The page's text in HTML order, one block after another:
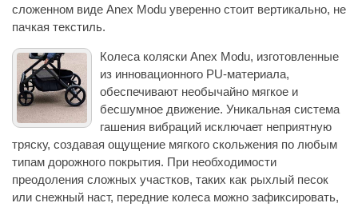
сложенном виде Anex Modu уверенно стоит вертикально, не
пачкая текстиль.
Колеса коляски Anex Modu, изготовленные
из инновационного PU-материала,
обеспечивают необычайно мягкое и
бесшумное движение. Уникальная система
гашения вибраций исключает неприятную
тряску, создавая ощущение мягкого скольжения по любым
типам дорожного покрытия. При необходимости
преодоления сложных участков, таких как рыхлый песок
или снежный наст, передние колеса можно зафиксировать,